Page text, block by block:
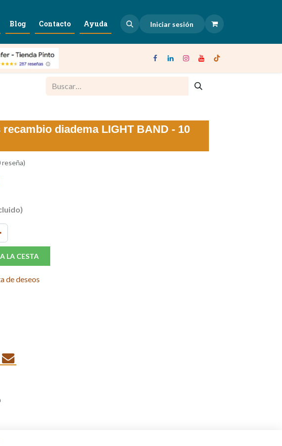
Blog Contacto Ayuda Iniciar sesión
recambio diadema LIGHT BAND - 10
reseña)
LA CESTA
de deseos